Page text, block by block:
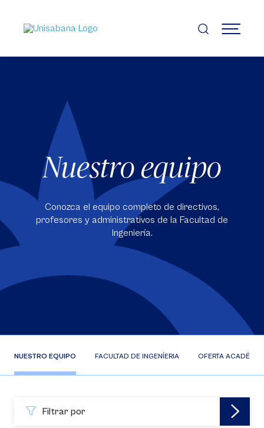
contenido
principal
MENÚ
Nuestro equipo
Conozca el equipo completo de directivos,
profesores y administrativos de la Facultad de
Ingeniería.
NUESTRO EQUIPO FACULTAD DE INGENÍERIA OFERTA
Filtrar por